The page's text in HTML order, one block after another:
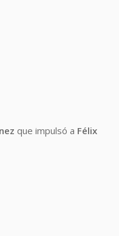
que impulsó a Félix